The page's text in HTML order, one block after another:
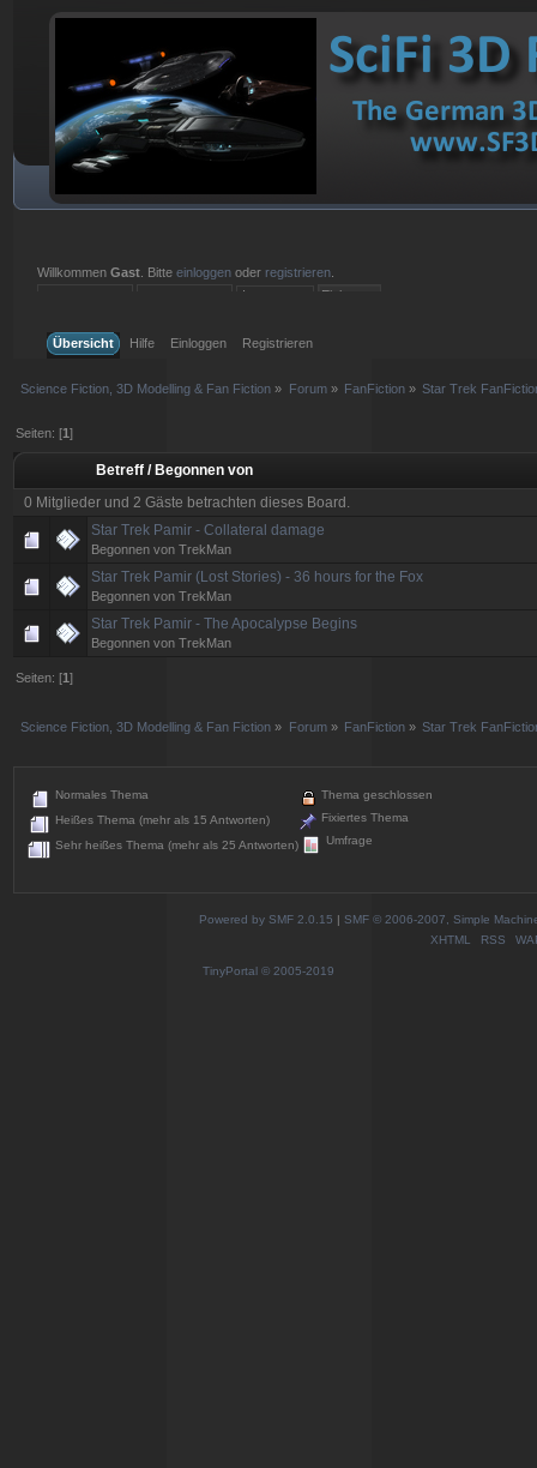
WillkommenGast . Bitteeinloggen oder registrieren
Übersicht
Hilfe Einloggen Registrieren
Science Fiction, 3D Modelling & Fan Fiction » Forum» FanFiction » Star Trek
Seiten: [1]
Betreff / Begonnen von
0 Mitglieder und 2 Gäste betrachten dieses Board.
Star Trek Pamir - Collateral damage
Begonnen von TrekMan
Star Trek Pamir (Lost Stories) - 36 hours for the Fox
Begonnen von TrekMan
Star Trek Pamir - The Apocalypse Begins
Begonnen von TrekMan
Seiten: [1]
Science Fiction, 3D Modelling & Fan Fiction » Forum» FanFiction » Star Trek
Normales Thema
Heißes Thema (mehr als 15 Antworten)
Sehr heißes Thema (mehr als 25 Antworten)
Thema geschlossen
Fixiertes Thema
Umfrage
Powered by SMF 2.0.15 | SMF © 2006-2007, Simple
XHTML
RSS
TinyPortal © 2005-2019